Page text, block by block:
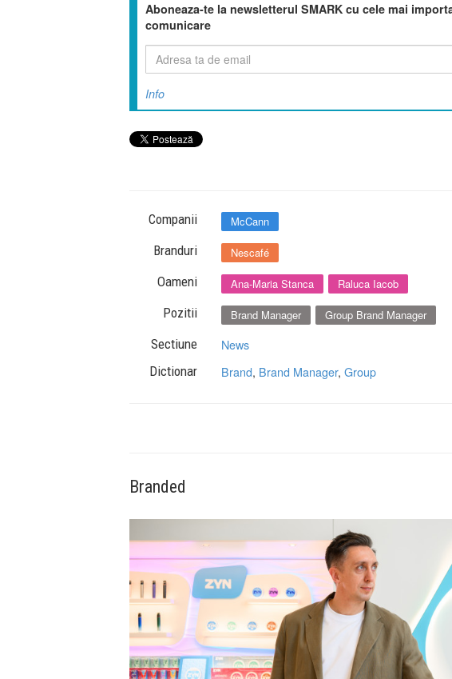
Aboneaza-te la newsletterul SMARK cu cele mai
comunicare
Info
Companii McCann
Branduri Nescafé
Oameni Ana-Maria Stanca Raluca Iacob
Pozitii Brand Manager Group Brand Manager
Sectiune News
Dictionar Brand, Brand Manager, Group
Branded